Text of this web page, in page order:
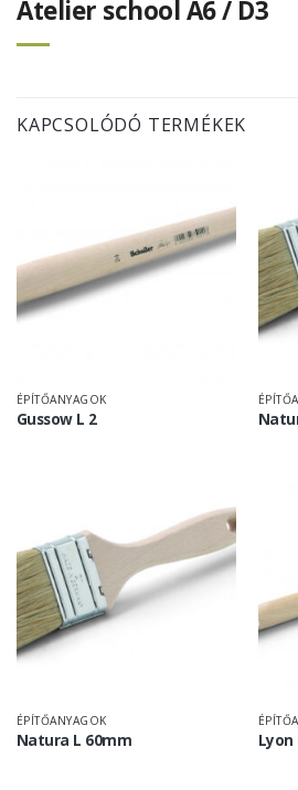
Atelier school A6 / D3
KAPCSOLÓDÓ TERMÉKEK
ÉPÍTŐANYAGOK
Gussow L 2
ÉPÍTŐANYAGOK
Natura L 60mm Lyon